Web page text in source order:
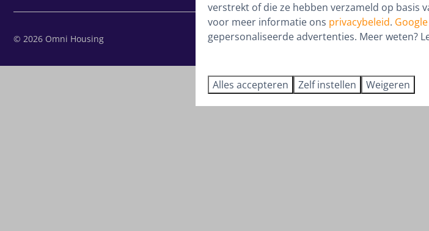
© 2026 Omni Housing
verstrekt of die ze hebben verzameld op basis
voor meer informatie ons privacybeleid. Google
gepersonaliseerde advertenties. Meer weten?
Alles accepteren Zelf instellen Weigeren